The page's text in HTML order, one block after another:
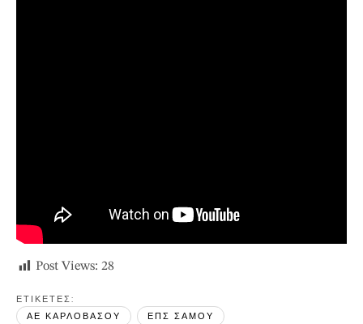
Post Views: 28
ΕΤΙΚΕΤΕΣ:
ΑΕ ΚΑΡΛΟΒΑΣΟΥ
ΕΠΣ ΣΑΜΟΥ